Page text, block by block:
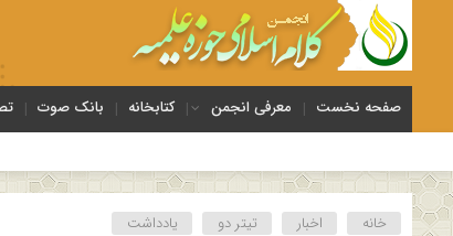
صفحه نخست معرفی انجمن کتابخانه بانک صوت
خانه اخبار تیتر دو یادداشت